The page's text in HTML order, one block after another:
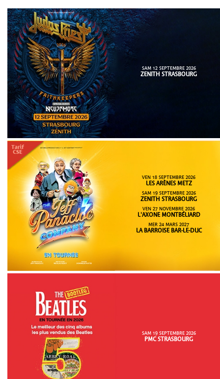
SAM 12 SEPTEMBRE 2026
ZENITH STRASBOURG
VEN 18 SEPTEMBRE 2026
LES ARÈNES METZ
SAM 19 SEPTEMBRE 2026
ZENITH STRASBOURG
VEN 27 NOVEMBRE 2026
L'AXONE MONTBÉLIARD
MER 24 MARS 2027
LA BARROISE BAR-LE-DUC
SAM 19 SEPTEMBRE 2026
PMC STRASBOURG